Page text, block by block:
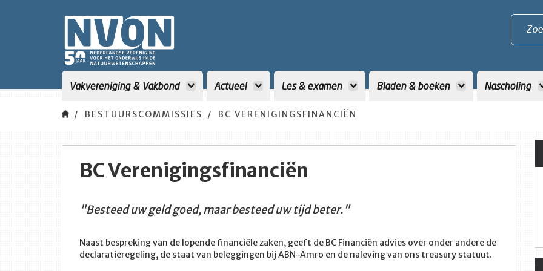
Vakvereniging & Vakbond Actueel Les & examen Bladen & boeken Nascholing
BESTUURSCOMMISSIES BC VERENIGINGSFINANCIËN
BC Verenigingsfinanciën
"Besteed uw geld goed, maar besteed uw tijd beter."
Naast bespreking van de lopende financiële zaken, geeft de BC Financiën advies over onder andere de
declaratieregeling, de staat van beleggingen bij ABN-Amro en de naleving van ons treasury statuut.